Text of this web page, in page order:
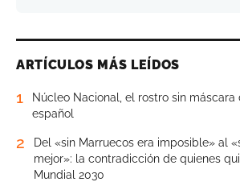
ARTÍCULOS MÁS LEÍDOS
1
Núcleo Nacional, el rostro sin máscara
español
2
Del «sin Marruecos era imposible» al
mejor»: la contradicción de quienes
Mundial 2030